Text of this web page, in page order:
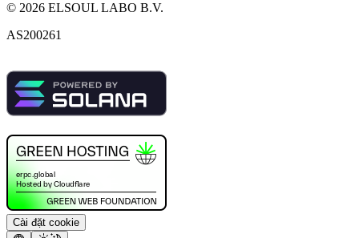
© 2026 ELSOUL LABO B.V.
AS200261
Cài đặt cookie